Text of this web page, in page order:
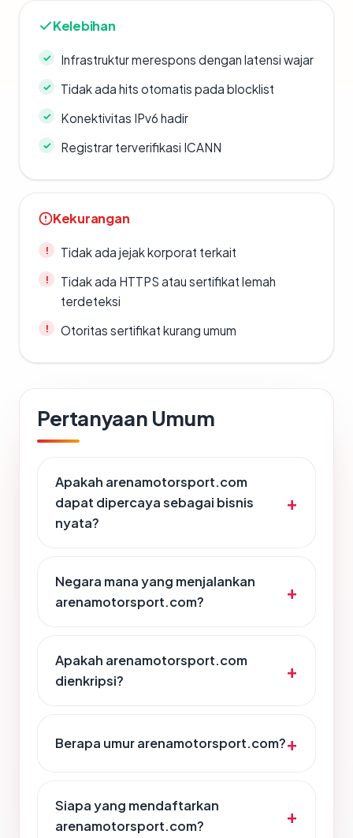
Kelebihan
Infrastruktur merespons dengan latensi wajar
Tidak ada hits otomatis pada blocklist
Konektivitas IPv6 hadir
Registrar terverifikasi ICANN
Kekurangan
Tidak ada jejak korporat terkait
Tidak ada HTTPS atau sertifikat lemah
terdeteksi
Otoritas sertifikat kurang umum
Pertanyaan Umum
Apakah arenamotorsport.com
dapat dipercaya sebagai bisnis
nyata?
Negara mana yang menjalankan
arenamotorsport.com?
Apakah arenamotorsport.com
dienkripsi?
Berapa umur arenamotorsport.com?
Siapa yang mendaftarkan
arenamotorsport.com?